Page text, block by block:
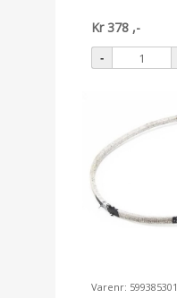
Kr378 ,-
Varenr: 599385301